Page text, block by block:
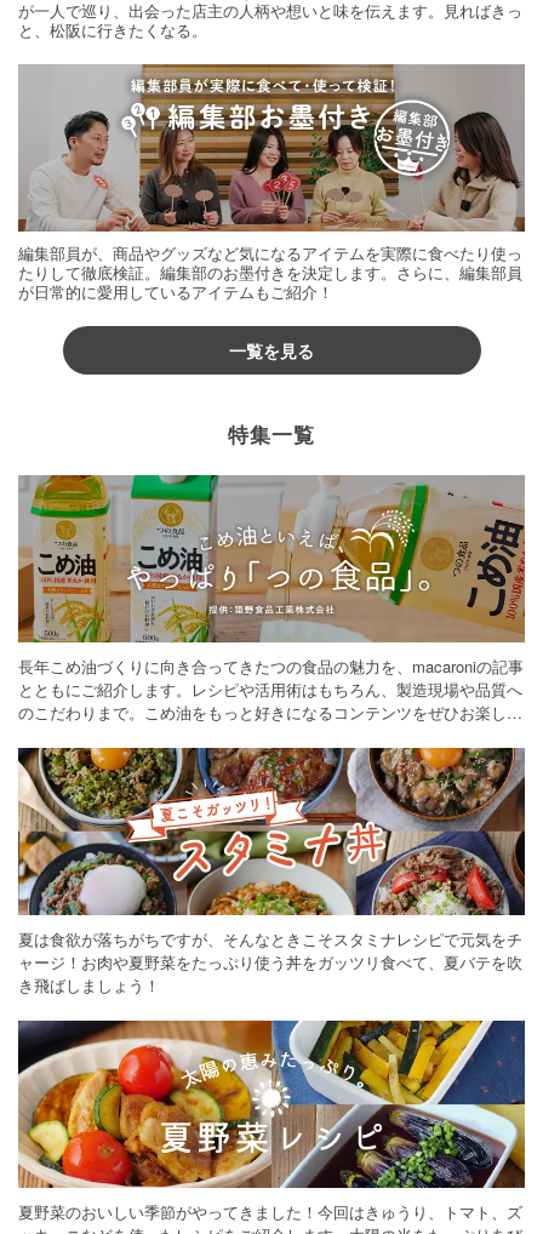
が一人で巡り、出会った店主の人柄や想いと味を伝えます。見ればきっ
と、松阪に行きたくなる。
編集部員が、商品やグッズなど気になるアイテムを実際に食べたり使っ
たりして徹底検証。編集部のお墨付きを決定します。さらに、編集部員
が日常的に愛用しているアイテムもご紹介！
一覧を見る
特集一覧
長年こめ油づくりに向き合ってきたつの食品の魅力を、macaroniの記事
とともにご紹介します。レシピや活用術はもちろん、製造現場や品質へ
のこだわりまで。こめ油をもっと好きになるコンテンツをぜひお楽しみ
夏は食欲が落ちがちですが、そんなときこそスタミナレシピで元気をチ
ャージ！お肉や夏野菜をたっぷり使う丼をガッツリ食べて、夏バテを吹
き飛ばしましょう！
夏野菜のおいしい季節がやってきました！今回はきゅうり、トマト、ズ